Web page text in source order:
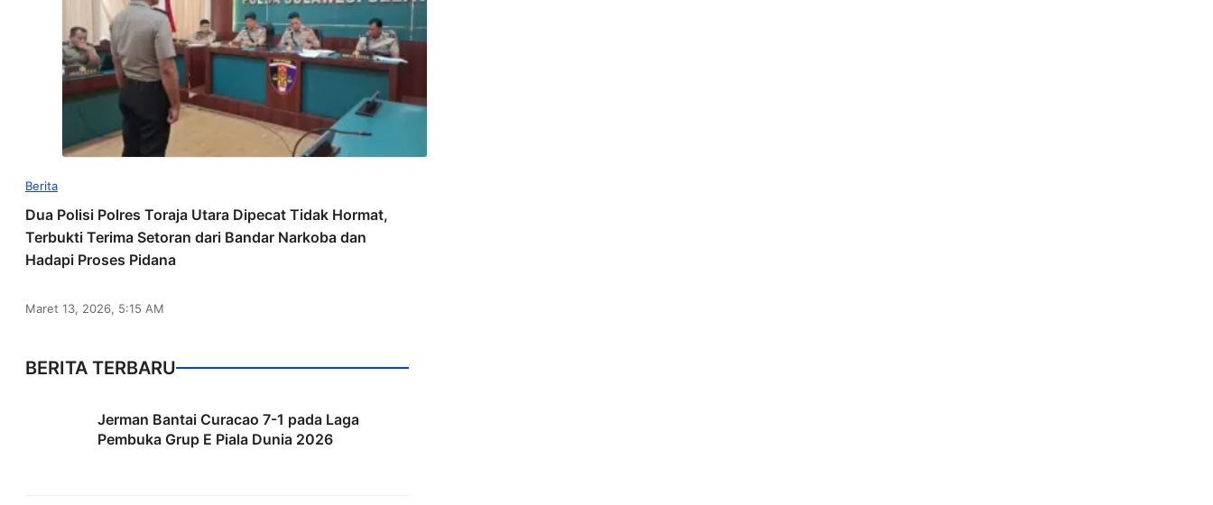
Berita
Dua Polisi Polres Toraja Utara Dipecat Tidak Hormat,
Terbukti Terima Setoran dari Bandar Narkoba dan
Hadapi Proses Pidana
Maret 13, 2026, 5:15 AM
BERITA TERBARU
Jerman Bantai Curacao 7-1 pada Laga
Pembuka Grup E Piala Dunia 2026